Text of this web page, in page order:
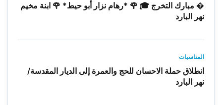
� مبارك التخرج 🎓 🌹 *رهام نزار أبو حيط* 🌹 ابنة مخيم
نهر البارد
المناسبات
انطلاق حملة الاحسان للحج والعمرة إلى الديار المقدسة/
نهر البارد